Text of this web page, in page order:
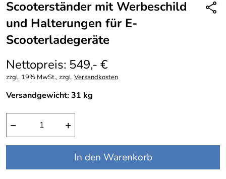
Scooterständer mit Werbeschild
und Halterungen für E-
Scooterladegeräte
Nettopreis: 549,- €
zzgl. 19% MwSt., zzgl.Versandkosten
Versandgewicht: 31 kg
− +
In den Warenkorb